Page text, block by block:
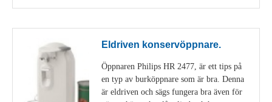
Eldriven konservöppnare.
Öppnaren Philips HR 2477, är ett tips på
en typ av burköppnare som är bra. Denna
är eldriven och sägs fungera bra även för